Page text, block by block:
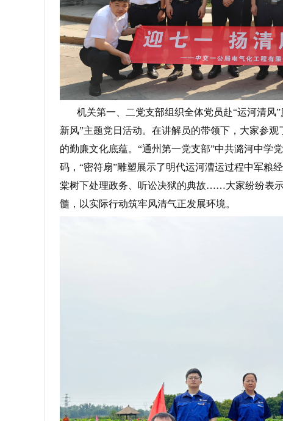
机关第一、二党支部组织全体党员赴“运河清风
新风”主题党日活动。在讲解员的带领下，大家参
的勤廉文化底蕴。“通州第一党支部”中共潞河中学
码，“密符扇”雕塑展示了明代运河漕运过程中军粮
棠树下处理政务、听讼决狱的典故……大家纷纷表
髓，以实际行动筑牢风清气正发展环境。